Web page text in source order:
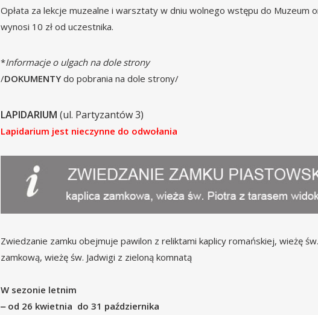
Opłata za lekcje muzealne i warsztaty w dniu wolnego wstępu do Muzeum
wynosi 10 zł od uczestnika.
*Informacje o ulgach na dole strony
/DOKUMENTY do pobrania na dole strony/
LAPIDARIUM (ul. Partyzantów 3)
Lapidarium jest nieczynne do odwołania
Zwiedzanie zamku obejmuje pawilon z reliktami kaplicy romańskiej, wieżę
zamkową, wieżę św. Jadwigi z zieloną komnatą
W sezonie letnim
‒ od 26 kwietnia do 31 października